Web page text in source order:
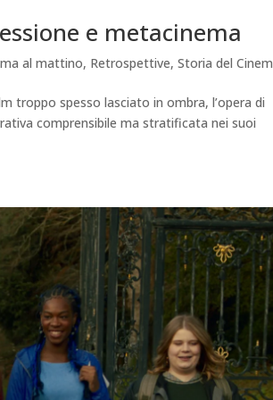
e metacinema
al mattino, Retrospettive,Storia del
troppo spesso lasciato in ombra, l’opera di
comprensibile ma stratificata nei suoi